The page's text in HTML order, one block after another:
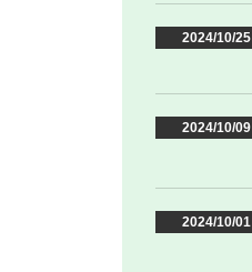
2024/10/25
2024/10/09
2024/10/01